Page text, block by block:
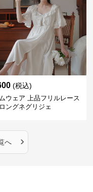
(税込)
ウェア 上品フリルレース
ングネグリジェ
へ ›